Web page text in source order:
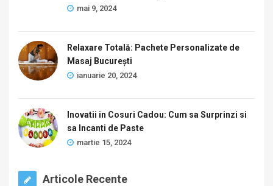
mai 9, 2024
Relaxare Totală: Pachete Personalizate de
Masaj București
ianuarie 20, 2024
Inovatii in Cosuri Cadou: Cum sa Surprinzi si
sa Incanti de Paste
martie 15, 2024
Articole Recente